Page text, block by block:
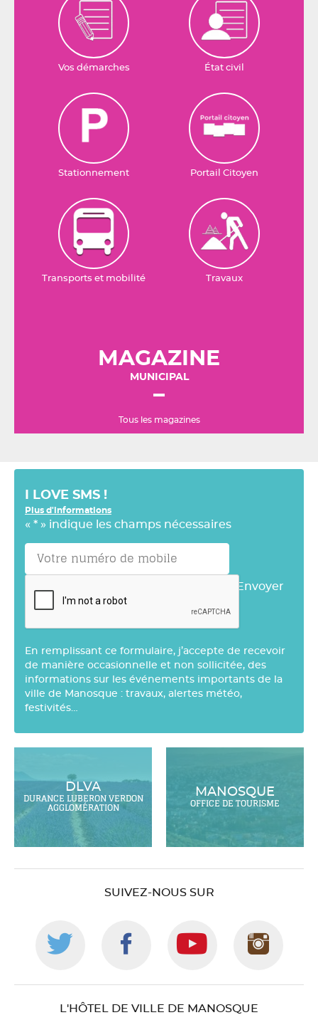
Vos démarches État civil
Stationnement Portail Citoyen
Transports et mobilité Travaux
MAGAZINE
MUNICIPAL
Tous les magazines
I LOVE SMS !
Plus d'informations
« * » indique les champs nécessaires
Envoyer
En remplissant ce formulaire, j’accepte de recevoir
de manière occasionnelle et non sollicitée, des
informations sur les événements importants de la
ville de Manosque : travaux, alertes météo,
festivités…
DLVA
DURANCE LUBERON VERDON
AGGLOMÉRATION
MANOSQUE
OFFICE DE TOURISME
SUIVEZ-NOUS SUR
Suivez-
nous
Suivez-
nous
Suivez-
nous
L'HÔTEL DE VILLE DE MANOSQUE